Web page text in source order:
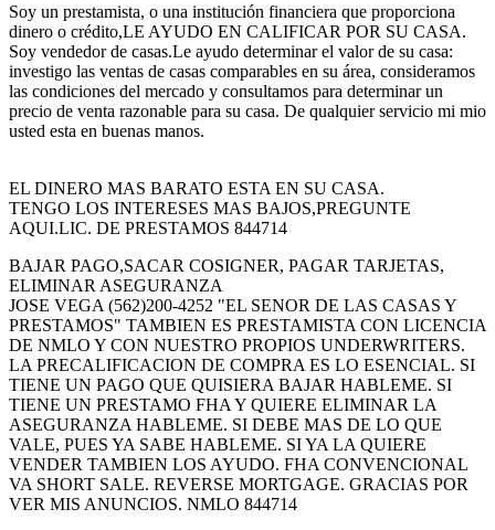
Soy un prestamista, o una institución financiera que proporciona
dinero o crédito,LE AYUDO EN CALIFICAR POR SU CASA.
Soy vendedor de casas.Le ayudo determinar el valor de su casa:
investigo las ventas de casas comparables en su área, consideramos
las condiciones del mercado y consultamos para determinar un
precio de venta razonable para su casa. De qualquier servicio mi mio
usted esta en buenas manos.
EL DINERO MAS BARATO ESTA EN SU CASA.
TENGO LOS INTERESES MAS BAJOS,PREGUNTE
AQUI.LIC. DE PRESTAMOS 844714
BAJAR PAGO,SACAR COSIGNER, PAGAR TARJETAS,
ELIMINAR ASEGURANZA
JOSE VEGA (562)200-4252 "EL SENOR DE LAS CASAS Y
PRESTAMOS" TAMBIEN ES PRESTAMISTA CON LICENCIA
DE NMLO Y CON NUESTRO PROPIOS UNDERWRITERS.
LA PRECALIFICACION DE COMPRA ES LO ESENCIAL. SI
TIENE UN PAGO QUE QUISIERA BAJAR HABLEME. SI
TIENE UN PRESTAMO FHA Y QUIERE ELIMINAR LA
ASEGURANZA HABLEME. SI DEBE MAS DE LO QUE
VALE, PUES YA SABE HABLEME. SI YA LA QUIERE
VENDER TAMBIEN LOS AYUDO. FHA CONVENCIONAL
VA SHORT SALE. REVERSE MORTGAGE. GRACIAS POR
VER MIS ANUNCIOS. NMLO 844714